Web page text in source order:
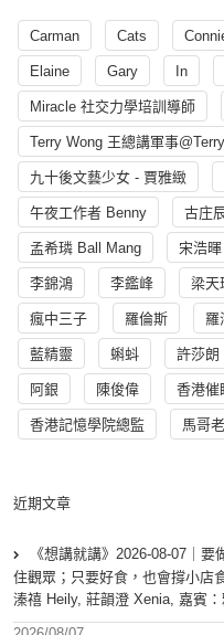
Carman Cats
Elaine Gary In
Miracle 社交力學培訓導師
Terry Wong 王總講軍事
九十後文藝少女 - 賈雅緻
午夜工作者 Benny 古庄
孟希璘 Ball Mang 宋浩暉
李錦鴻 李鑑峰 梁天
瘋中三子 羅倫斯 羅
藍精靈 蝌蚪 許莎朗
阿銀 陳俊偉 香港催
香港記憶學院總監 馬哥
近期文章
《想講就講》2026-08-07｜
住觀眾；只要好食，也會撐小店
溱禧 Heily, 莊韻澄 Xenia, 嘉賓